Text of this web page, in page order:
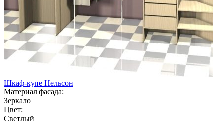
Шкаф-купе Нельсон
Материал фасада:
Зеркало
Цвет:
Светлый